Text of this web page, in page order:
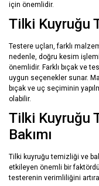
için önemlidir.
Tilki Kuyruğu
Testere uçları, farklı
nedenle, doğru kesim
önemlidir. Farklı bıçak ve
uygun seçenekler sunar.
bıçak ve uç seçiminin
olabilir.
Tilki Kuyruğu
Bakımı
Tilki kuyruğu temizliği ve
etkileyen önemli bir
testerenin verimliliğini